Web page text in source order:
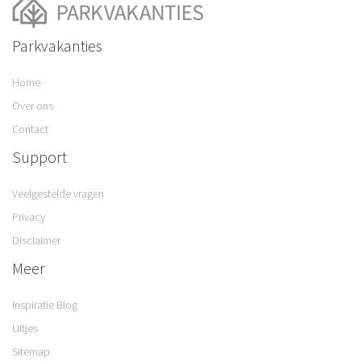
Parkvakanties
Home
Over ons
Contact
Support
Veelgestelde vragen
Privacy
Disclaimer
Meer
Inspiratie Blog
Uitjes
Sitemap